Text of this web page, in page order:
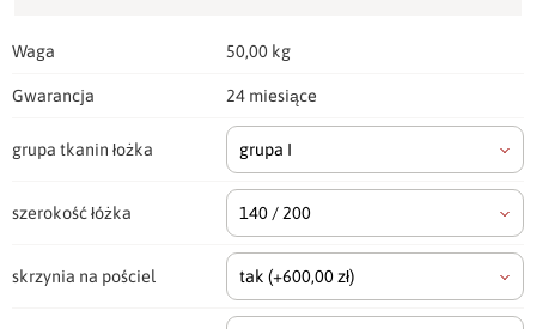
Waga 50,00 kg
Gwarancja 24 miesiące
grupa tkanin łożka grupa I
szerokość łóżka 140 / 200
skrzynia na pościel tak (+600,00 zł)